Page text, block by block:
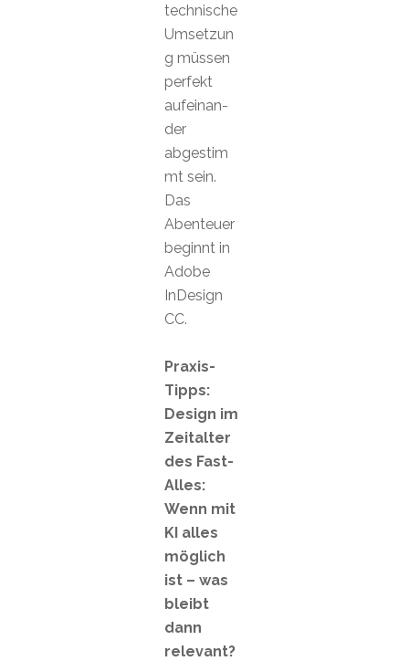
technische
Umsetzun
g müssen
perfekt
aufeinan-
der
abgestim
mt sein.
Das
Abenteuer
beginnt in
Adobe
InDesign
CC.
Praxis-
Tipps:
Design im
Zeitalter
des Fast-
Alles:
Wenn mit
KI alles
möglich
ist – was
bleibt
dann
relevant?